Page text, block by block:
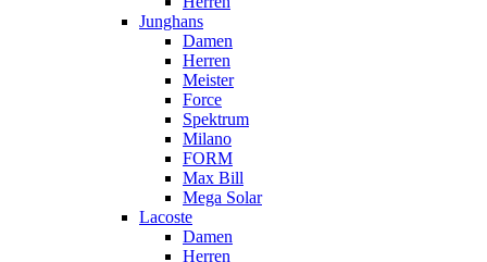
Junghans
Damen
Herren
Meister
Force
Spektrum
Milano
FORM
Max Bill
Mega Solar
Lacoste
Damen
Herren